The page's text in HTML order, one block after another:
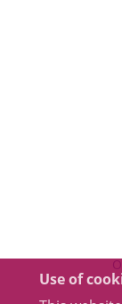
Use of